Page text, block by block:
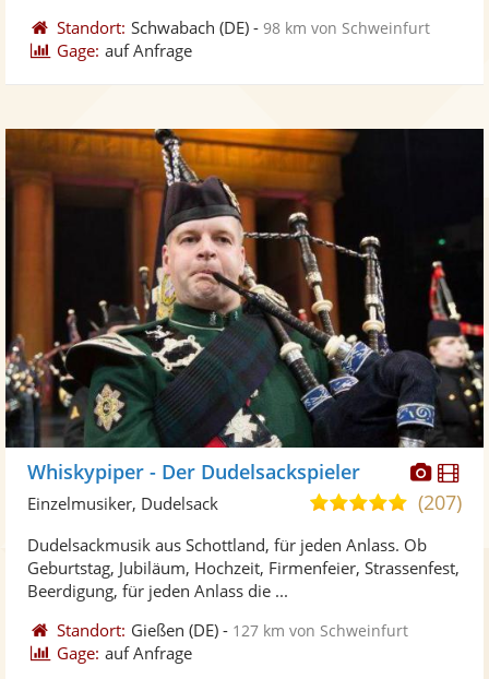
Standort: Schwabach (DE) -98 km von Schweinfurt
Gage: auf Anfrage
Whiskypiper - Der Dudelsackspieler
5,0
5
Sternen
(207)
Einzelmusiker, Dudelsack
Dudelsackmusik aus Schottland, für jeden Anlass. Ob
Geburtstag, Jubiläum, Hochzeit, Firmenfeier, Strassenfest,
Beerdigung, für jeden Anlass die ...
Standort: Gießen (DE) - 127 km von Schweinfurt
Gage: auf Anfrage